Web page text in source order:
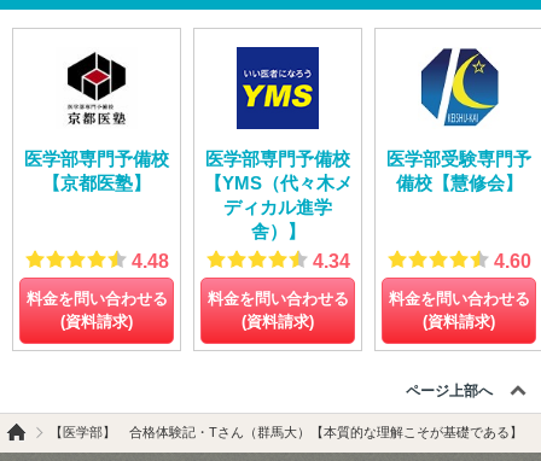
医学部専門予備校
【京都医塾】
4.48
料金を問い合わせる
(資料請求)
医学部専門予備校
【YMS（代々木メ
ディカル進学
舎）】
4.34
料金を問い合わせる
(資料請求)
医学部受験専門予
備校【慧修会】
4.60
料金を問い合わせる
(資料請求)
ページ上部へ
【医学部】 合格体験記・Tさん（群馬大）【本質的な理解こそが基礎である】